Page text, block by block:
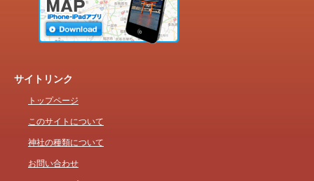
サイトリンク
トップページ
このサイトについて
神社の種類について
お問い合わせ